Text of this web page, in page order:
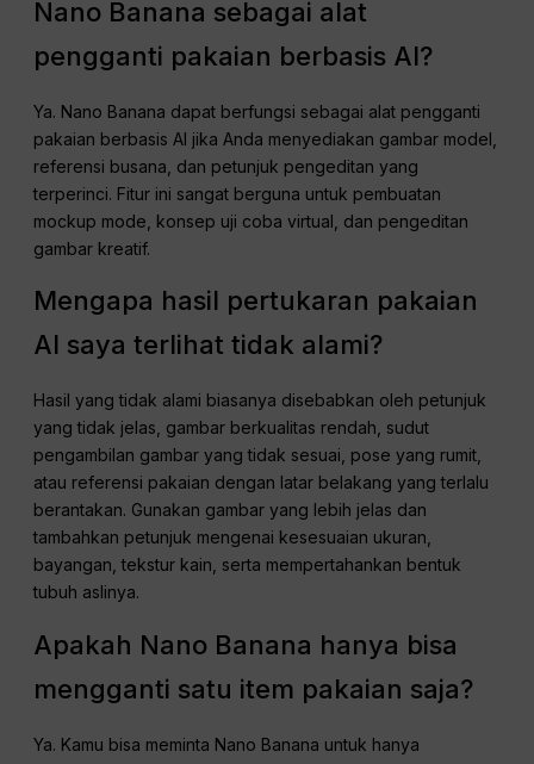
Nano Banana sebagai alat
pengganti pakaian berbasis AI?
Ya. Nano Banana dapat berfungsi sebagai alat pengganti
pakaian berbasis AI jika Anda menyediakan gambar model,
referensi busana, dan petunjuk pengeditan yang
terperinci. Fitur ini sangat berguna untuk pembuatan
mockup mode, konsep uji coba virtual, dan pengeditan
gambar kreatif.
Mengapa hasil pertukaran pakaian
AI saya terlihat tidak alami?
Hasil yang tidak alami biasanya disebabkan oleh petunjuk
yang tidak jelas, gambar berkualitas rendah, sudut
pengambilan gambar yang tidak sesuai, pose yang rumit,
atau referensi pakaian dengan latar belakang yang terlalu
berantakan. Gunakan gambar yang lebih jelas dan
tambahkan petunjuk mengenai kesesuaian ukuran,
bayangan, tekstur kain, serta mempertahankan bentuk
tubuh aslinya.
Apakah Nano Banana hanya bisa
mengganti satu item pakaian saja?
Ya. Kamu bisa meminta Nano Banana untuk hanya